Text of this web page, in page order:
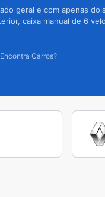
geral e com apenas
caixa manual de 6
Carros?